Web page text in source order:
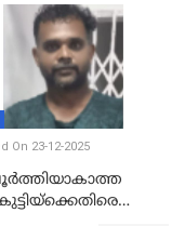
On 23-12-2025